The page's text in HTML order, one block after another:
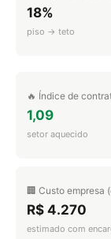
18%
piso → teto
🔥 Índice de
1,09
setor aquecido
🏢 Custo empresa
R$ 4.270
estimado com